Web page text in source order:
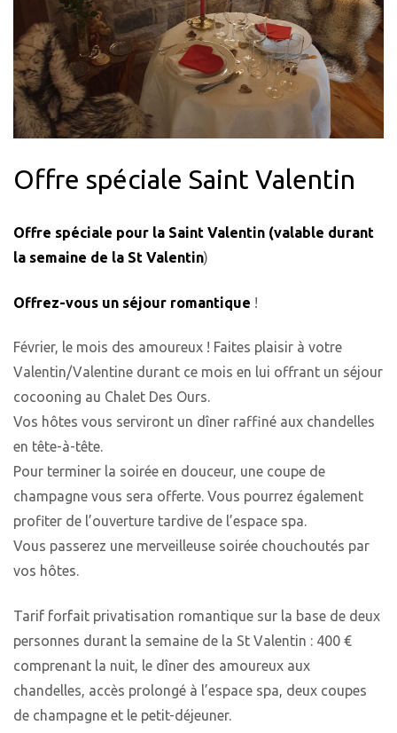
Offre spéciale Saint Valentin
Offre spéciale pour la Saint Valentin (valable durant
la semaine de la St Valentin)
Offrez-vous un séjour romantique !
Février, le mois des amoureux ! Faites plaisir à votre
Valentin/Valentine durant ce mois en lui offrant un séjour
cocooning au Chalet Des Ours.
Vos hôtes vous serviront un dîner raffiné aux chandelles
en tête-à-tête.
Pour terminer la soirée en douceur, une coupe de
champagne vous sera offerte. Vous pourrez également
profiter de l’ouverture tardive de l’espace spa.
Vous passerez une merveilleuse soirée chouchoutés par
vos hôtes.
Tarif forfait privatisation romantique sur la base de deux
personnes durant la semaine de la St Valentin : 400 €
comprenant la nuit, le dîner des amoureux aux
chandelles, accès prolongé à l’espace spa, deux coupes
de champagne et le petit-déjeuner.